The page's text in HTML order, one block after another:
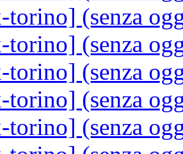
torino] (senza
torino] (senza
torino] (senza
torino] (senza
torino] (senza